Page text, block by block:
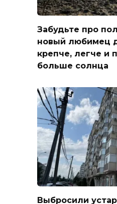
Забудьте про
новый любимец
крепче, легче и
больше солнца
Выбросили